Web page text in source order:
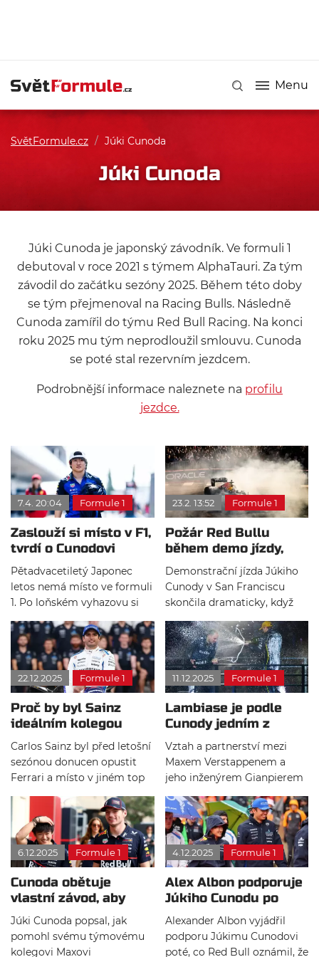
Menu
SvětFormule.cz / Júki Cunoda
Júki Cunoda
Júki Cunoda je japonský závodník. Ve formuli 1
debutoval v roce 2021 s týmem AlphaTauri. Za tým
závodil do začátku sezóny 2025. Během této doby
se tým přejmenoval na Racing Bulls. Následně
Cunoda zamířil do týmu Red Bull Racing. Na konci
roku 2025 mu tým neprodloužil smlouvu. Cunoda
se poté stal rezervním jezdcem.
Podrobnější informace naleznete na profilu
jezdce.
7.4. 20:04 Formule 1
Zaslouží si místo v F1,
tvrdí o Cunodovi
Mekies
Pětadvacetiletý Japonec
letos nemá místo ve formuli
1. Po loňském vyhazovu si
vedení Red Bullu ale myslí,
že si Cunoda příležitost
zaslouží. Nebude to však v
hlavním týmu rudých býků.
23.2. 13:52 Formule 1
Požár Red Bullu
během demo jízdy,
Cúnoda je v pořádku
Demonstrační jízda Júkiho
Cunody v San Franciscu
skončila dramaticky, když
jeho Red Bull RB7 během
ukázky vzplál. Naštěstí
jezdec vyvázl bez zranění a
celou situaci zvládl v klidu.
Fanoušci místo očekávané
exhibice zažili nečekanou
ohnivou show.
22.12.2025 Formule 1
Proč by byl Sainz
ideálním kolegou
Maxe Verstappena?
Carlos Sainz byl před letošní
sezónou donucen opustit
Ferrari a místo v jiném top
důvod, proč si ho nevybral
Red Bull, byla často udávána
jeho rivalita s Maxem
Verstappenem z dob, kdy
spolu závodili za Toro Rosso.
Jacques Villeneuve si myslí,
že každému týmu, kam
Španěl přestoupil, příchod
Sainze prospěl.
11.12.2025 Formule 1
Lambiase je podle
Cunody jedním z
nejpůsobivějších
inženýrů
Vztah a partnerství mezi
Maxem Verstappenem a
jeho inženýrem Gianpierem
jedním z nejdůležitějších
faktorů, proč Nizozemec
momentálně patří mezi
nejlepší závodníky ve
formuli 1.
6.12.2025 Formule 1
Cunoda obětuje
vlastní závod, aby
pomohl
Verstappenovi získat
titul
Júki Cunoda popsal, jak
pomohl svému týmovému
kolegovi Maxovi
4.12.2025 Formule 1
Alex Albon podporuje
Júkiho Cunodu po
vyřazení z Red Bullu
Alexander Albon vyjádřil
podporu Júkimu Cunodovi
poté, co Red Bull oznámil, že